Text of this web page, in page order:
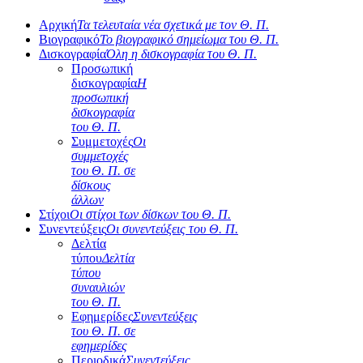
ΑρχικήΤα τελευταία νέα σχετικά με τον Θ. Π.
ΒιογραφικόΤο βιογραφικό σημείωμα του Θ. Π.
ΔισκογραφίαΌλη η δισκογραφία του Θ. Π.
Προσωπική
δισκογραφίαΗ
προσωπική
δισκογραφία
του Θ. Π.
ΣυμμετοχέςΟι
συμμετοχές
του Θ. Π. σε
δίσκους
άλλων
ΣτίχοιΟι στίχοι των δίσκων του Θ. Π.
ΣυνεντεύξειςΟι συνεντεύξεις του Θ. Π.
Δελτία
τύπουΔελτία
τύπου
συναυλιών
του Θ. Π.
ΕφημερίδεςΣυνεντεύξεις
του Θ. Π. σε
εφημερίδες